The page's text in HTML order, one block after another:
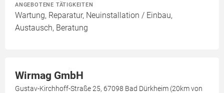
ANGEBOTENE TÄTIGKEITEN
Wartung, Reparatur, Neuinstallation / Einbau,
Austausch, Beratung
Wirmag GmbH
Gustav-Kirchhoff-Straße 25, 67098 Bad Dürkheim (20km von